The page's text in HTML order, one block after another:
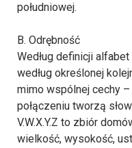
południowej.
B. Odrębność
Według definicji
według określonej
mimo wspólnej cechy
połączeniu tworzą
V.W.X.Y.Z to zbiór
wielkość, wysokość,